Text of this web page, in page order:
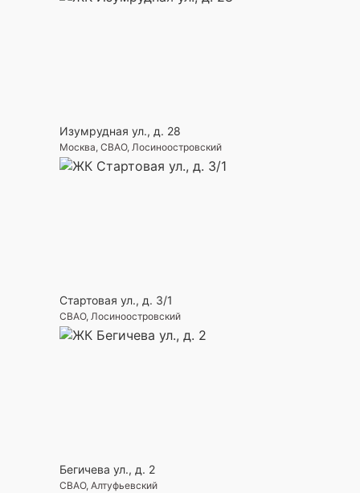
Изумрудная ул., д. 28
Москва, СВАО, Лосиноостровский
Стартовая ул., д. 3/1
СВАО, Лосиноостровский
Бегичева ул., д. 2
СВАО, Алтуфьевский